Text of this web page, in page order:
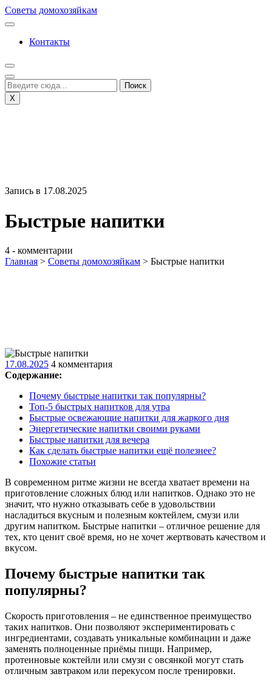
Перейти
к
Советы домохозяйкам
Контакты
X
Запись в 17.08.2025
Быстрые напитки
4 - комментарии
Главная > Советы домохозяйкам > Быстрые напитки
17.08.202517.08.2025
4 комментария
Содержание:
Почему быстрые напитки так популярны?
Топ-5 быстрых напитков для утра
Быстрые освежающие напитки для жаркого дня
Энергетические напитки своими руками
Быстрые напитки для вечера
Как сделать быстрые напитки ещё полезнее?
Похожие статьи
В современном ритме жизни не всегда хватает времени на
приготовление сложных блюд или напитков. Однако это не
значит, что нужно отказывать себе в удовольствии
насладиться вкусным и полезным коктейлем, смузи или
другим напитком. Быстрые напитки – отличное решение для
тех, кто ценит своё время, но не хочет жертвовать качеством и
вкусом.
Почему быстрые напитки так
популярны?
Скорость приготовления – не единственное преимущество
таких напитков. Они позволяют экспериментировать с
ингредиентами, создавать уникальные комбинации и даже
заменять полноценные приёмы пищи. Например,
протеиновые коктейли или смузи с овсянкой могут стать
отличным завтраком или перекусом после тренировки.